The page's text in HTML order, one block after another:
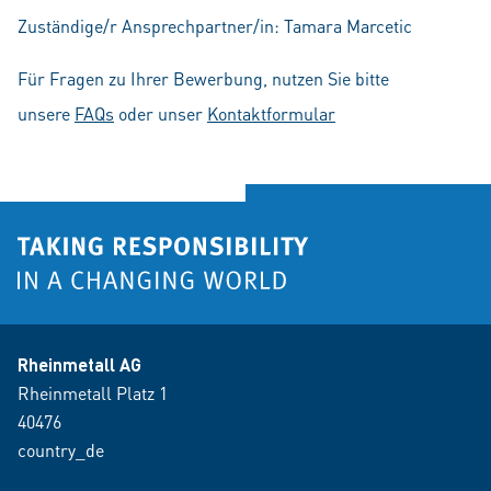
Zuständige/r Ansprechpartner/in: Tamara Marcetic
Für Fragen zu Ihrer Bewerbung, nutzen Sie bitte
unsere FAQs oder unser Kontaktformular
Rheinmetall AG
Rheinmetall Platz 1
40476
country_de